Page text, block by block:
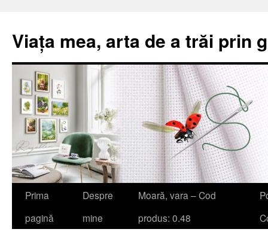
Viața mea, arta de a trăi prin
Sari
Prima
pagină
Despre
mine
Moară, vara – Cod
produs: 0.48